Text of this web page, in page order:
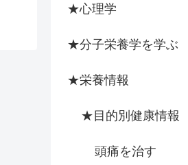
★心理学
★分子栄養学を学ぶ
★栄養情報
★目的別健康情報
頭痛を治す